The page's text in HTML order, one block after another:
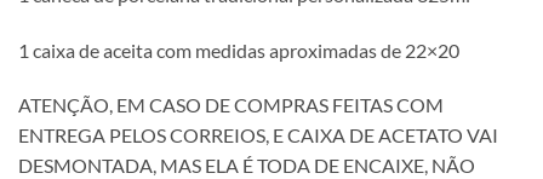
1 caixa de aceita com medidas aproximadas de 22×20
ATENÇÃO, EM CASO DE COMPRAS FEITAS COM
ENTREGA PELOS CORREIOS, E CAIXA DE ACETATO VAI
DESMONTADA, MAS ELA É TODA DE ENCAIXE, NÃO